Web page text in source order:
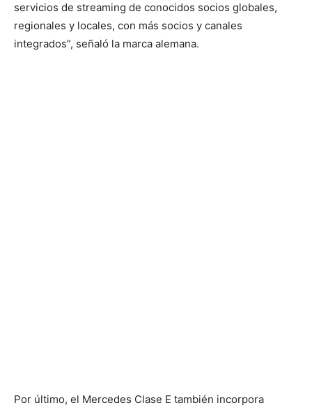
servicios de streaming de conocidos socios globales,
regionales y locales, con más socios y canales
integrados”, señaló la marca alemana.
Por último, el Mercedes Clase E también incorpora